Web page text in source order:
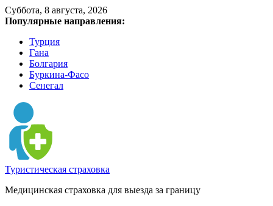
Суббота, 8 августа, 2026
Популярные направления:
Турция
Гана
Болгария
Буркина-Фасо
Сенегал
Туристическая страховка
Медицинская страховка для выезда за границу